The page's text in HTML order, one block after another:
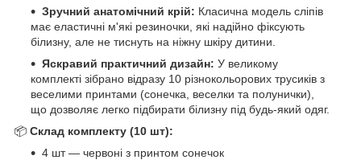
Зручний анатомічний крій: Класична модель сліпів
має еластичні м'які резиночки, які надійно фіксують
білизну, але не тиснуть на ніжну шкіру дитини.
Яскравий практичний дизайн: У великому
комплекті зібрано відразу 10 різнокольорових трусиків з
веселими принтами (сонечка, веселки та полунички),
що дозволяє легко підбирати білизну під будь-який одяг.
📦 Склад комплекту (10 шт):
4 шт — червоні з принтом сонечок